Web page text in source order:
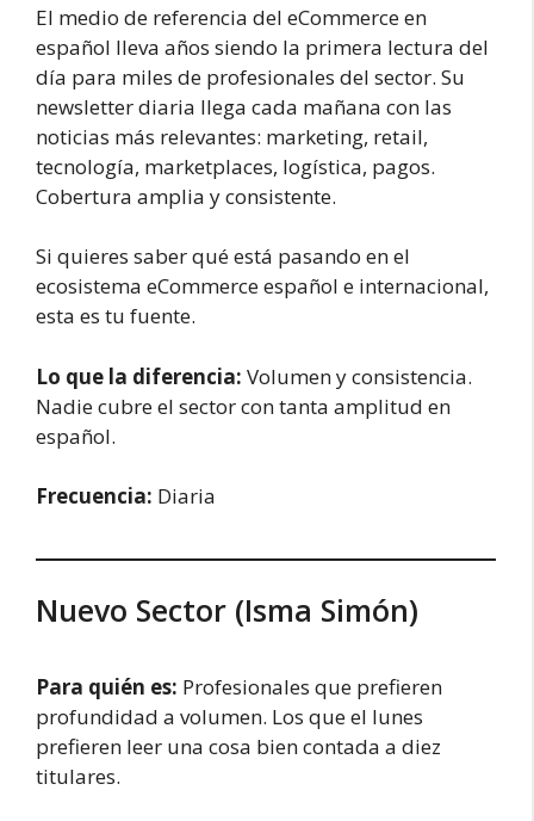
El medio de referencia del eCommerce en
español lleva años siendo la primera lectura del
día para miles de profesionales del sector. Su
newsletter diaria llega cada mañana con las
noticias más relevantes: marketing, retail,
tecnología, marketplaces, logística, pagos.
Cobertura amplia y consistente.
Si quieres saber qué está pasando en el
ecosistema eCommerce español e internacional,
esta es tu fuente.
Lo que la diferencia: Volumen y consistencia.
Nadie cubre el sector con tanta amplitud en
español.
Frecuencia: Diaria
Nuevo Sector (Isma Simón)
Para quién es: Profesionales que prefieren
profundidad a volumen. Los que el lunes
prefieren leer una cosa bien contada a diez
titulares.